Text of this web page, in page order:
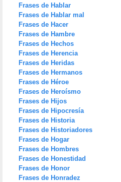
Frases de Hablar
Frases de Hablar mal
Frases de Hacer
Frases de Hambre
Frases de Hechos
Frases de Herencia
Frases de Heridas
Frases de Hermanos
Frases de Héroe
Frases de Heroísmo
Frases de Hijos
Frases de Hipocresía
Frases de Historia
Frases de Historiadores
Frases de Hogar
Frases de Hombres
Frases de Honestidad
Frases de Honor
Frases de Honradez